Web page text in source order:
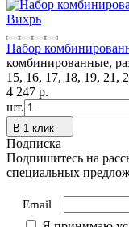
Набор
комбинированные,
15, 16, 17, 18, 19, 21,
4 247 p.
шт.
В 1 клик
Подписка
Подпишитесь на
специальных
Email